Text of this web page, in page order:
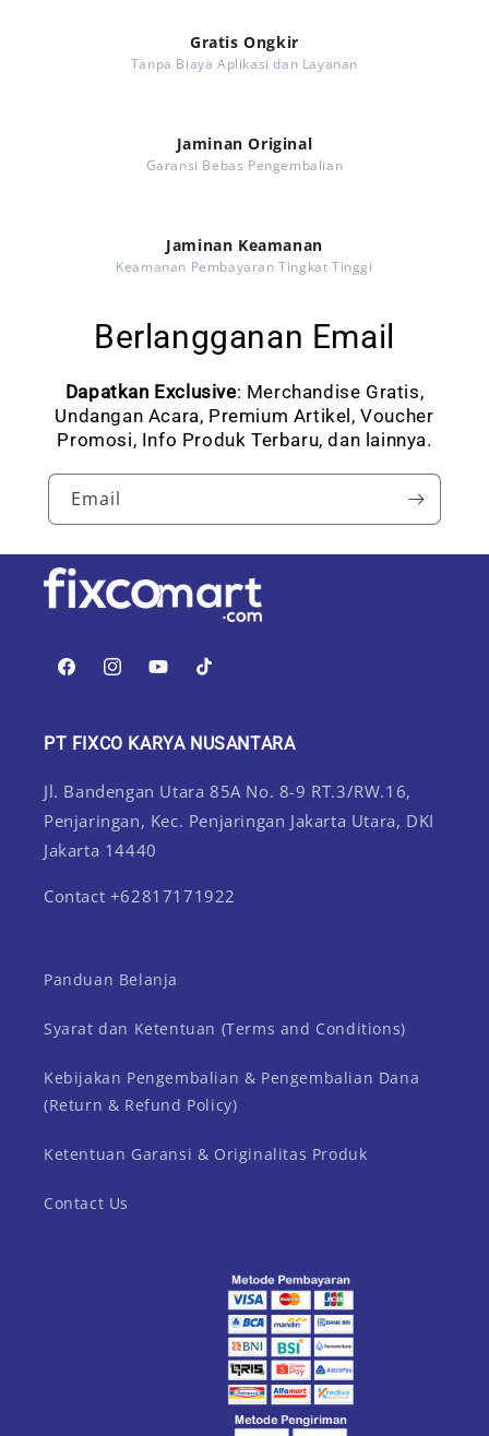
Gratis Ongkir
Tanpa Biaya Aplikasi dan Layanan
Jaminan Original
Garansi Bebas Pengembalian
Jaminan Keamanan
Keamanan Pembayaran Tingkat Tinggi
Berlangganan Email
Dapatkan Exclusive: Merchandise Gratis,
Undangan Acara, Premium Artikel, Voucher
Promosi, Info Produk Terbaru, dan lainnya.
Email
FacebookInstagramYouTubeTikTok
PT FIXCO KARYA NUSANTARA
Jl. Bandengan Utara 85A No. 8-9 RT.3/RW.16,
Penjaringan, Kec. Penjaringan Jakarta Utara, DKI
Jakarta 14440
Contact +62817171922
Panduan Belanja
Syarat dan Ketentuan (Terms and Conditions)
Kebijakan Pengembalian & Pengembalian Dana
(Return & Refund Policy)
Ketentuan Garansi & Originalitas Produk
Contact Us